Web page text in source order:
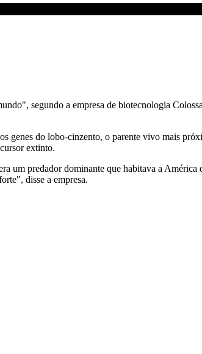
segundo a empresa de biotecnologia
genes do lobo-cinzento, o parente vivo mais
extinto.
um predador dominante que habitava a América
disse a empresa.